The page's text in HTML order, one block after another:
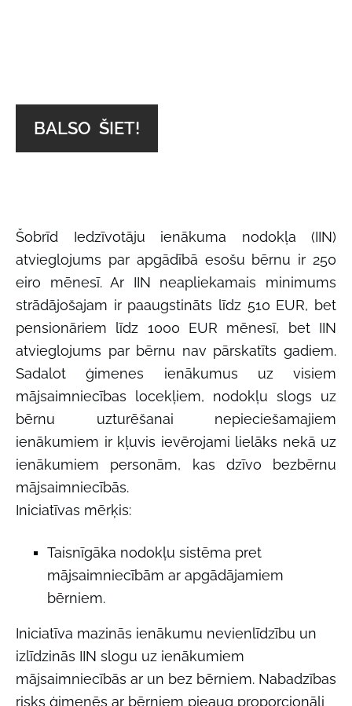
BALSO ŠIET!
Šobrīd Iedzīvotāju ienākuma nodokļa (IIN)
atvieglojums par apgādībā esošu bērnu ir 250
eiro mēnesī. Ar IIN neapliekamais minimums
strādājošajam ir paaugstināts līdz 510 EUR, bet
pensionāriem līdz 1000 EUR mēnesī, bet IIN
atvieglojums par bērnu nav pārskatīts gadiem.
Sadalot ģimenes ienākumus uz visiem
mājsaimniecības locekļiem, nodokļu slogs uz
bērnu uzturēšanai nepieciešamajiem
ienākumiem ir kļuvis ievērojami lielāks nekā uz
ienākumiem personām, kas dzīvo bezbērnu
mājsaimniecībās.
Iniciatīvas mērķis:
Taisnīgāka nodokļu sistēma pret
mājsaimniecībām ar apgādājamiem
bērniem.
Iniciatīva mazinās ienākumu nevienlīdzību un
izlīdzinās IIN slogu uz ienākumiem
mājsaimniecībās ar un bez bērniem. Nabadzības
risks ģimenēs ar bērniem pieaug proporcionāli